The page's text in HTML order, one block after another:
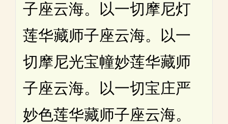
子座云海。以一切摩尼灯
莲华藏师子座云海。以一
切摩尼光宝幢妙莲华藏师
子座云海。以一切宝庄严
妙色莲华藏师子座云海。